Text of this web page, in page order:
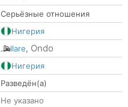
Серьёзные отношения
Нигерия
Ilare, Ondo
Нигерия
Разведён(а)
Не указано